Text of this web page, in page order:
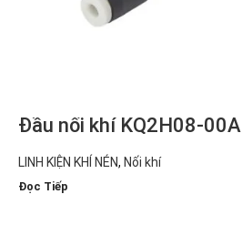
Đầu nối khí KQ2H08-00A
LINH KIỆN KHÍ NÉN, Nối khí
Đọc Tiếp